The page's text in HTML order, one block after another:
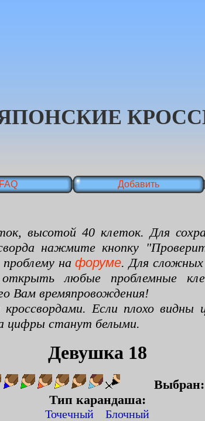
FAQ Добавить
40 клеток. Для
нажмите кнопку
нафоруме. Для сложных
любые проблемные
Вам времяпровождения!
Если плохо
цифры станут белыми.
Девушка 18
Выбран:
Тип карандаша:
Точечный Блочный